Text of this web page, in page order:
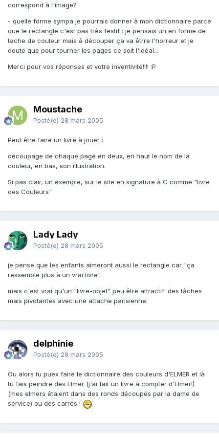
correspond à l'image?
- quelle forme sympa je pourrais donner à mon dictionnaire parce
que le rectangle c'est pas très festif : je pensais un en forme de
tache de couleur mais à découper ça va êtrre l'horreur et je
doute que pour tourner les pages ce soit l'idéal...
Merci pour vos réponses et votre inventivité!!!! :P
Moustache
Posté(e) 28 mars 2005
Peut être faire un livre à jouer :
découpage de chaque page en deux, en haut le nom de la
couleur, en bas, son illustration.
Si pas clair, un exemple, sur le site en signature à C comme "livre
des Couleurs"
Lady Lady
Posté(e) 28 mars 2005
je pense que les enfants aimeront aussi le rectangle car "ça
ressemble plus à un vrai livre".
mais c'est vrai qu'un "livre-objet" peu être attractif: des tâches
mais pivotantes avec une attache parisienne.
delphinie
Posté(e) 28 mars 2005
Ou alors tu puex faire le dictionnaire des couleurs d'ELMER et là
tu fais peindre des Elmer (j'ai fait un livre à compter d'Elmer!)
(mes elmers étaient dans des ronds découpés par la dame de
service) ou des carrés !